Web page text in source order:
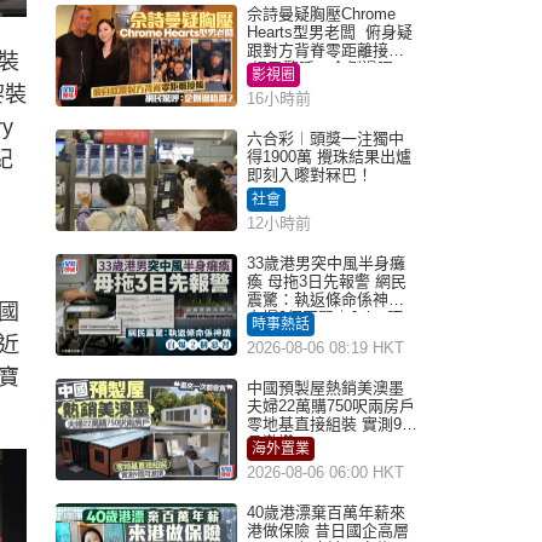
佘詩曼疑胸壓Chrome
Hearts型男老闆 俯身疑
跟對方背脊零距離接觸
網民驚呼：企側邊唔
得？
影視圈
16小時前
六合彩︱頭獎一注獨中
得1900萬 攪珠結果出爐
即刻入嚟對冧巴！
社會
12小時前
33歲港男突中風半身癱
瘓 母拖3日先報警 網民
震驚：執返條命係神蹟
自爆2個惡習｜Juicy叮
時事熱話
2026-08-06 08:19 HKT
中國預製屋熱銷美澳墨
夫婦22萬購750呎兩房戶
零地基直接組裝 實測9個
月激讚
海外置業
2026-08-06 06:00 HKT
40歲港漂棄百萬年薪來
港做保險 昔日國企高層